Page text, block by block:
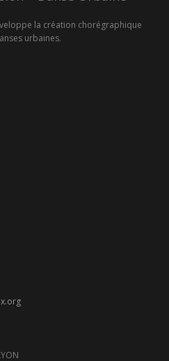
la création chorégraphique
urbaines.